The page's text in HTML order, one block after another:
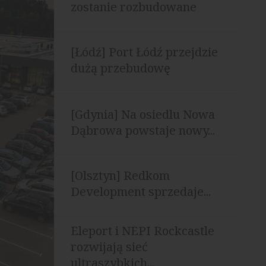
zostanie rozbudowane
[Łódź] Port Łódź przejdzie
dużą przebudowę
[Gdynia] Na osiedlu Nowa
Dąbrowa powstaje nowy...
[Olsztyn] Redkom
Development sprzedaje...
Eleport i NEPI Rockcastle
rozwijają sieć
ultraszybkich...